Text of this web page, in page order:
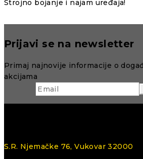
Strojno bojanje i najam uređaja!
Prijavi se na newsletter
Primaj najnovije informacije o
akcijama
S.R. Njemačke 76, Vukovar 32000